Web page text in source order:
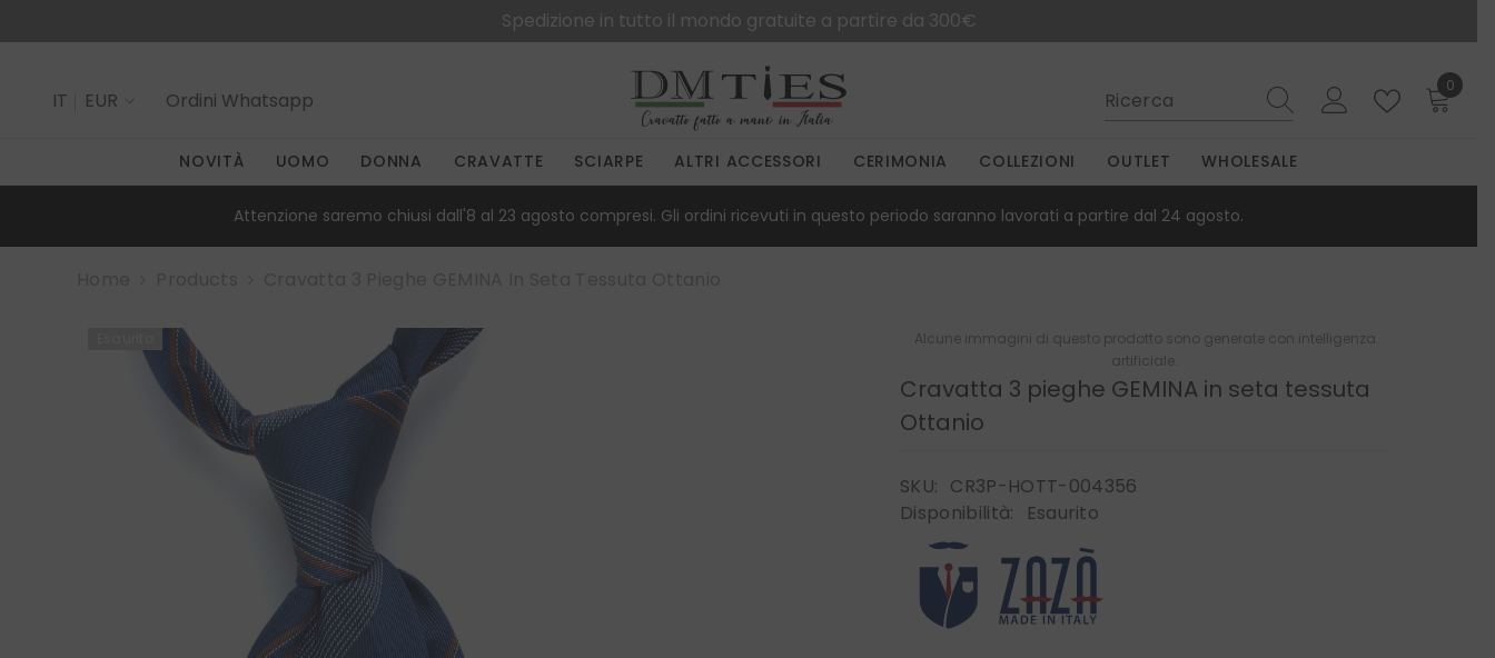
Spedizioni gratuite in Italia per ordini superiori a 50€
IT
EUR Ordini Whatsapp
0
0
NOVITÀ UOMO DONNA CRAVATTE SCIARPE ALTRI ACCESSORI CERIMONIA COLLEZIONI OUTLET WHOLESALE
Attenzione saremo chiusi dall'8 al 23 agosto compresi. Gli ordini ricevuti in questo periodo saranno lavorati a partire dal 24 agosto.
Alcune immagini di questo prodotto sono generate con intelligenza
artificiale.
Cravatta 3 pieghe GEMINA in seta tessuta
Ottanio
SKU: CR3P-HOTT-004356
Disponibilità:
Esaurito